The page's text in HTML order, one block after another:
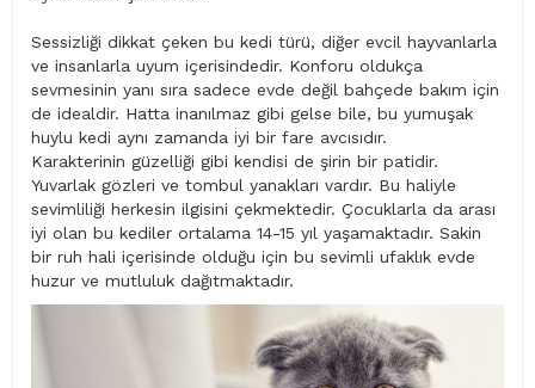
Sessizliği dikkat çeken bu kedi türü, diğer evcil hayvanlarla
ve insanlarla uyum içerisindedir. Konforu oldukça
sevmesinin yanı sıra sadece evde değil bahçede bakım için
de idealdir. Hatta inanılmaz gibi gelse bile, bu yumuşak
huylu kedi aynı zamanda iyi bir fare avcısıdır.
Karakterinin güzelliği gibi kendisi de şirin bir patidir.
Yuvarlak gözleri ve tombul yanakları vardır. Bu haliyle
sevimliliği herkesin ilgisini çekmektedir. Çocuklarla da arası
iyi olan bu kediler ortalama 14-15 yıl yaşamaktadır. Sakin
bir ruh hali içerisinde olduğu için bu sevimli ufaklık evde
huzur ve mutluluk dağıtmaktadır.